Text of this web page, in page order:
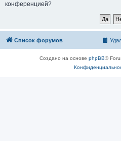
конференцией?
Список форумов
Создано на основе phpBB®